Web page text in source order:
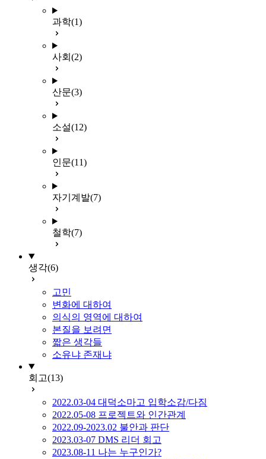
과학(1)
사회 (2)
산문(3)
소설(12)
인문(11)
자기계발(7)
철학(7)
생각(6)
고민
변화에 대하여
의식의 영역에 대하여
본질을 보려면
짧은 생각들
소유냐 존재냐
회고(13)
2022.03-04 대덕소마고 입학소감/다짐
2022.05-08 프로젝트와 인간관계
2022.09-2023.02 불안과 판단
2023.03-07 DMS 리더 회고
2023.08-11 나는 누구인가?